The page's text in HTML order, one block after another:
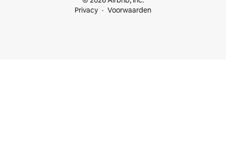
Privacy
Voorwaarden